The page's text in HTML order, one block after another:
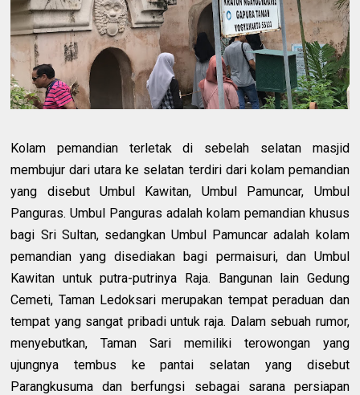
Kolam pemandian terletak di sebelah selatan masjid
membujur dari utara ke selatan terdiri dari kolam pemandian
yang disebut Umbul Kawitan, Umbul Pamuncar, Umbul
Panguras. Umbul Panguras adalah kolam pemandian khusus
bagi Sri Sultan, sedangkan Umbul Pamuncar adalah kolam
pemandian yang disediakan bagi permaisuri, dan Umbul
Kawitan untuk putra-putrinya Raja. Bangunan lain Gedung
Cemeti, Taman Ledoksari merupakan tempat peraduan dan
tempat yang sangat pribadi untuk raja. Dalam sebuah rumor,
menyebutkan, Taman Sari memiliki terowongan yang
ujungnya tembus ke pantai selatan yang disebut
Parangkusuma dan berfungsi sebagai sarana persiapan